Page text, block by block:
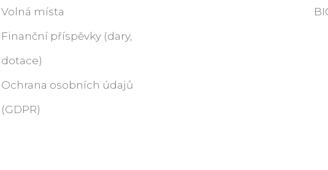
Volná místa
Finanční příspěvky (dary,
dotace)
Ochrana osobních údajů
(GDPR)